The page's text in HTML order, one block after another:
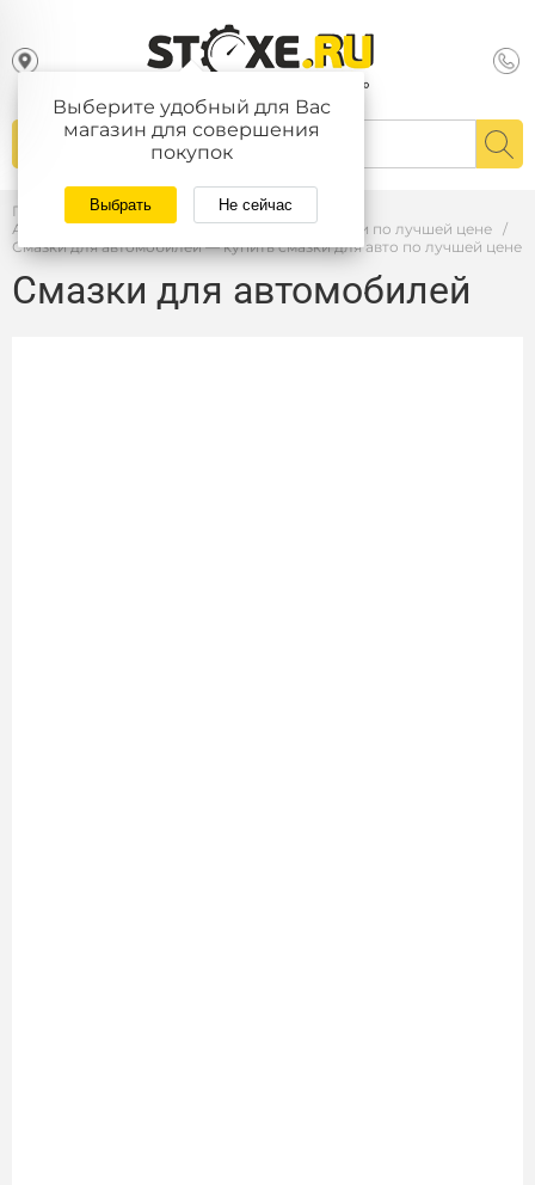
Выберите удобный для Вас
магазин для совершения
покупок
Выбрать Не сейчас
Главная
/
Автомасла — купить автомасла и тех. жидкости по лучшей цене /
Смазки для автомобилей — купить смазки для авто по лучшей цене
Смазки для автомобилей